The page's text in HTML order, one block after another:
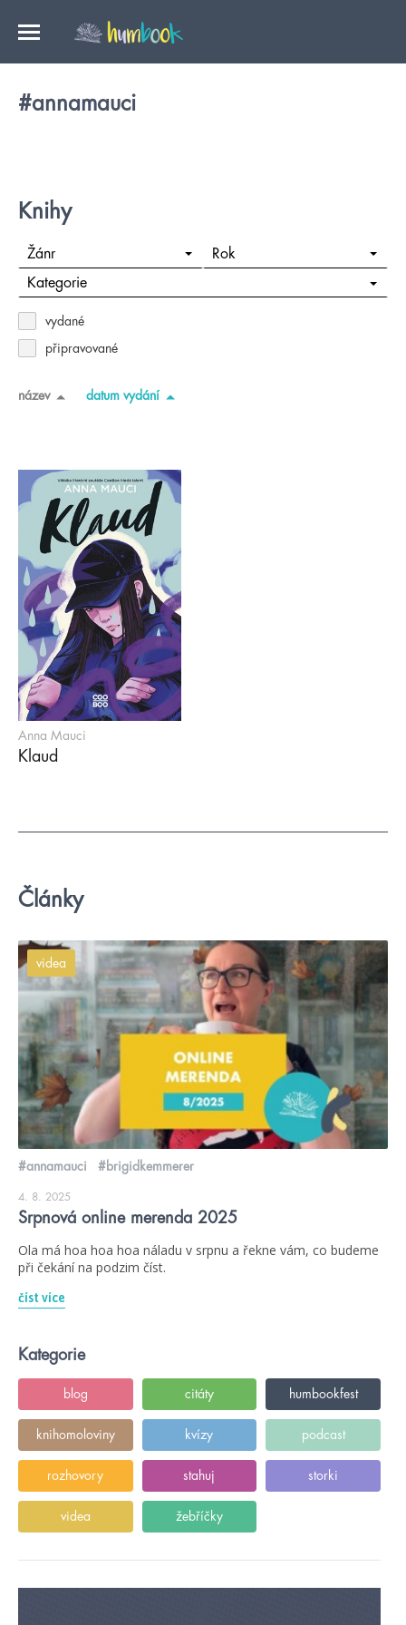
#annamauci
Knihy
Žánr Rok
Kategorie
vydané
připravované
název datum vydání
Anna Mauci
Klaud
Články
videa
#annamauci #brigidkemmerer
4. 8. 2025
Srpnová online merenda 2025
Ola má hoa hoa hoa náladu v srpnu a řekne vám, co budeme
při čekání na podzim číst.
číst více
Kategorie
blog citáty humbookfest
knihomoloviny kvízy podcast
rozhovory stahuj storki
videa žebříčky